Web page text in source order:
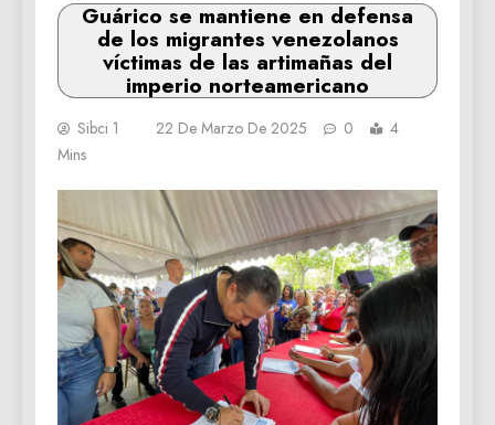
Guárico se mantiene en defensa
de los migrantes venezolanos
víctimas de las artimañas del
imperio norteamericano
Sibci 1 22 De Marzo De 2025 0
4
Mins